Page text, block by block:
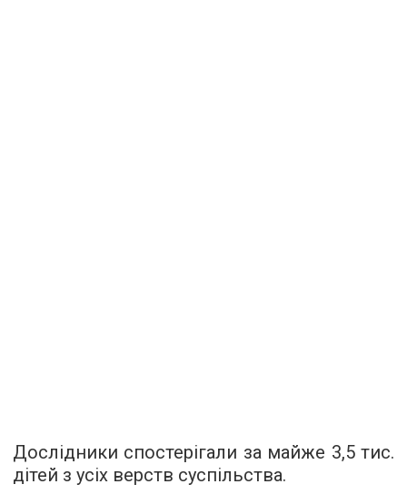
Дослідники спостерігали за майже 3,5 тис.
дітей з усіх верств суспільства.